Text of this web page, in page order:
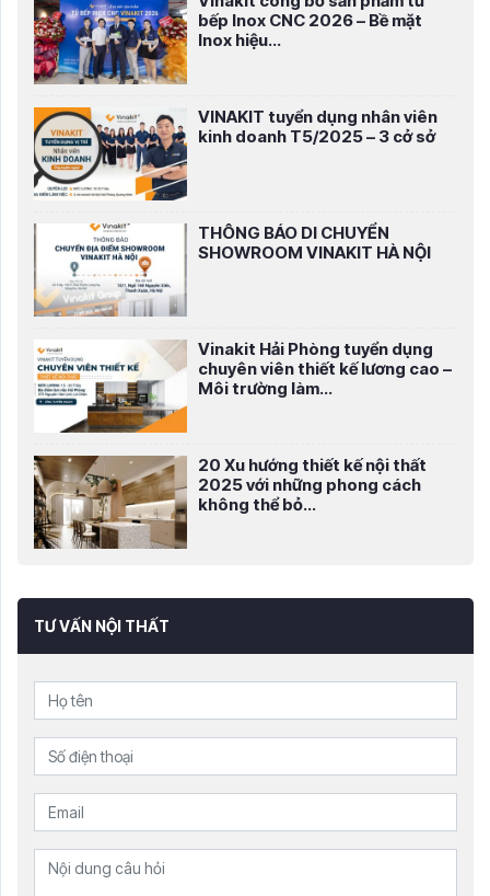
bếp Inox CNC 2026 – Bề mặt
Inox hiệu...
VINAKIT tuyển dụng nhân viên
kinh doanh T5/2025 – 3 cở sở
THÔNG BÁO DI CHUYỂN
SHOWROOM VINAKIT HÀ NỘI
Vinakit Hải Phòng tuyển dụng
chuyên viên thiết kế lương cao –
Môi trường làm...
20 Xu hướng thiết kế nội thất
2025 với những phong cách
không thể bỏ...
TƯ VẤN NỘI THẤT